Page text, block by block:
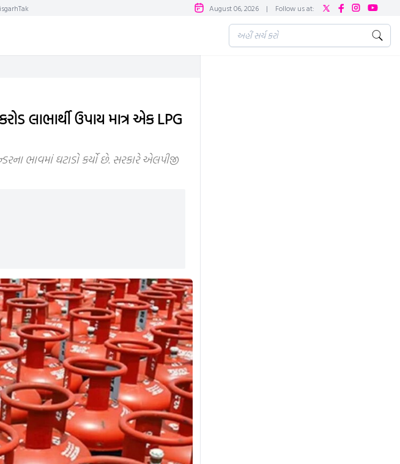
August 06, 2026 | Follow us at:
લાભાર્થી ઉપાય માત્ર એક LPG
ભાવમાં ઘટાડો કર્યો છે. સરકારે એલપીજી